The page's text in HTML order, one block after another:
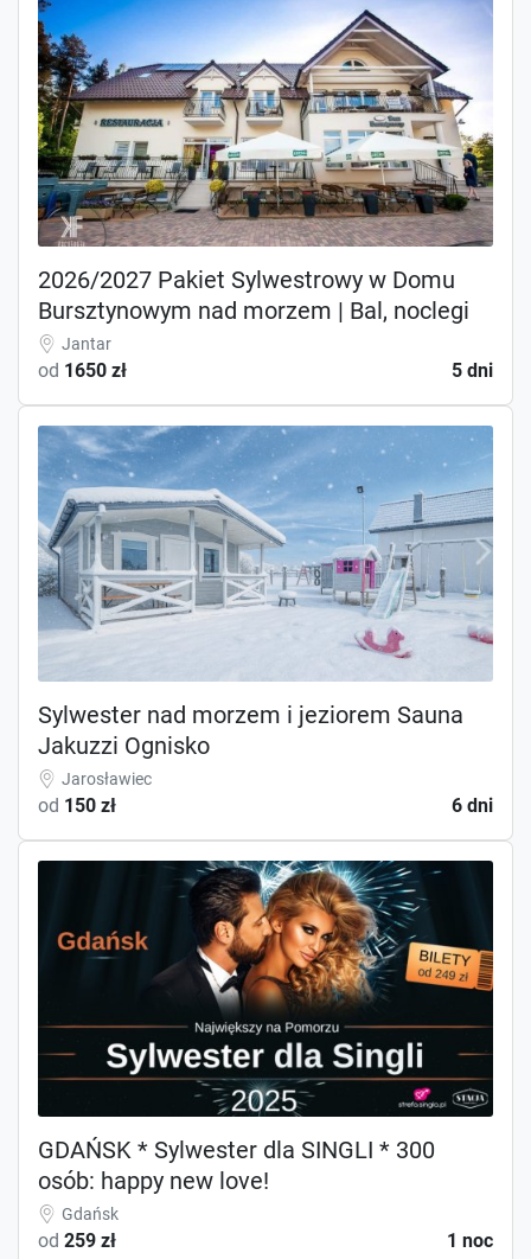
2026/2027 Pakiet Sylwestrowy w Domu
Bursztynowym nad morzem | Bal, noclegi
Jantar
od 1650 zł 5 dni
Sylwester nad morzem i jeziorem Sauna
Jakuzzi Ognisko
Jarosławiec
od 150 zł 6 dni
GDAŃSK * Sylwester dla SINGLI * 300
osób: happy new love!
Gdańsk
od 259 zł 1 noc